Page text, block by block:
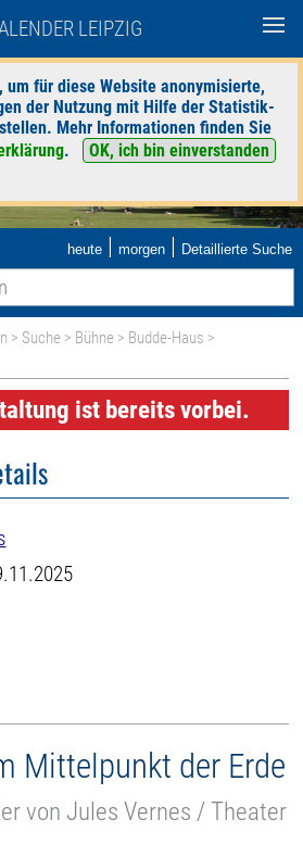
LEIPZIG
um für diese Website anonymisierte,
der Nutzung mit Hilfe der Statistik-
Mehr Informationen finden Sie
.
OK, ich bin einverstanden
heute | morgen | Detaillierte Suche
> Suche > Bühne > Budde-Haus >
ist bereits vorbei.
Mittelpunkt der Erde
von Jules Vernes / Theater